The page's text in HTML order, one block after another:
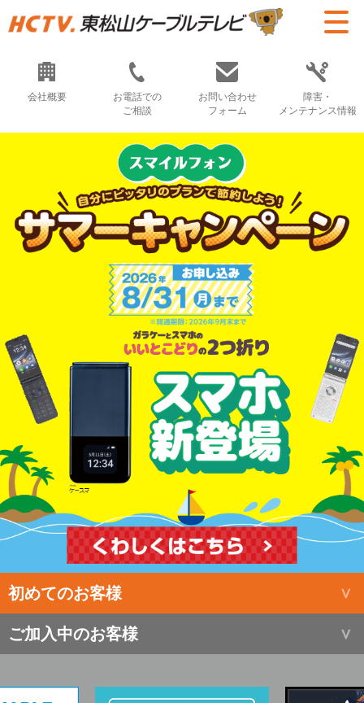
会社概要
お電話での
ご相談
お問い合わせ
フォーム
障害・
メンテナンス情報
初めてのお客様
ご加入中のお客様